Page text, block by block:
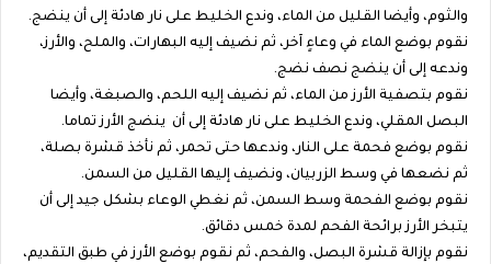
والثوم، وأيضا القليل من الماء، وندع الخليط على نار هادئة إلى أن ينضج.
نقوم بوضع الماء في وعاءٍ آخر، ثم نضيف إليه البهارات، والملح، والأرز،
وندعه إلى أن ينضج نصف نضج.
نقوم بتصفية الأرز من الماء، ثم نضيف إليه اللحم، والصبغة، وأيضا
البصل المقلي، وندع الخليط على نار هادئة إلى أن ينضج الأرز تماما.
نقوم بوضع فحمة على النار، وندعها حتى تحمر، ثم نأخذ قشرة بصلة،
ثم نضعها في وسط الزربيان، ونضيف إليها القليل من السمن.
نقوم بوضع الفحمة وسط السمن، ثم نغطي الوعاء بشكل جيد إلى أن
يتبخر الأرز برائحة الفحم لمدة خمس دقائق.
نقوم بإزالة قشرة البصل، والفحم، ثم نقوم بوضع الأرز في طبق التقديم،